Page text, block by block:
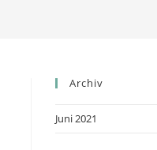
Archiv
Juni 2021